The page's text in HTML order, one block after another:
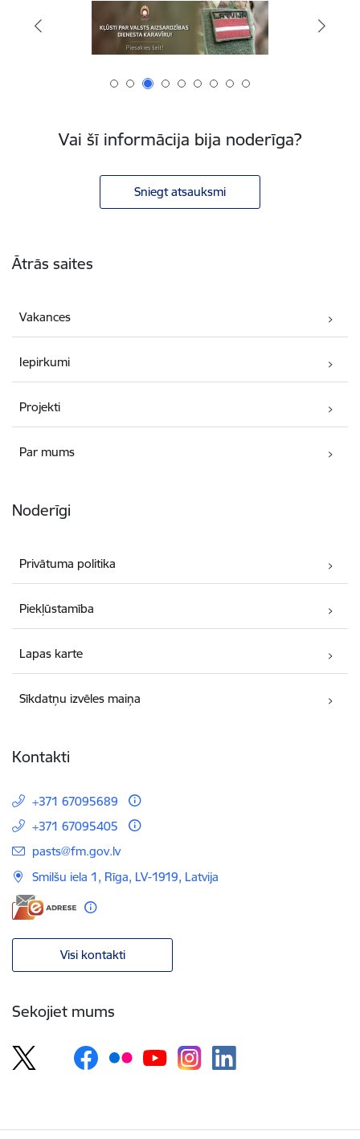
Vai šī informācija bija noderīga?
Sniegt atsauksmi
Ātrās saites
Vakances
Iepirkumi
Projekti
Par mums
Noderīgi
Privātuma politika
Piekļūstamība
Lapas karte
Sīkdatņu izvēles maiņa
Kontakti
+371 67095689
+371 67095405
E-pasts:
pasts@fm.gov.lv
Smilšu iela 1, Rīga, LV-1919, Latvija
Visi kontakti
Sekojiet mums